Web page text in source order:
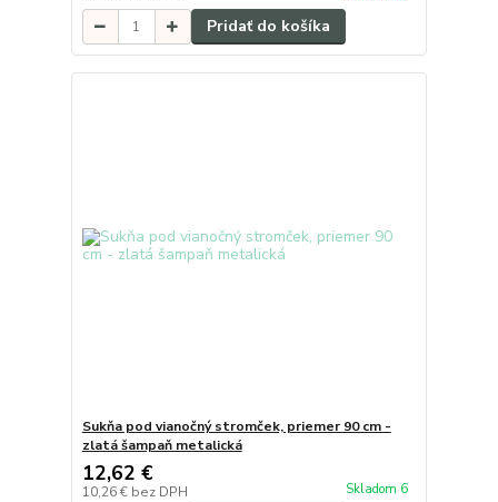
Pridať do košíka
Sukňa pod vianočný stromček, priemer 90 cm -
zlatá šampaň metalická
12,62 €
10,26 € bez DPH Skladom 6